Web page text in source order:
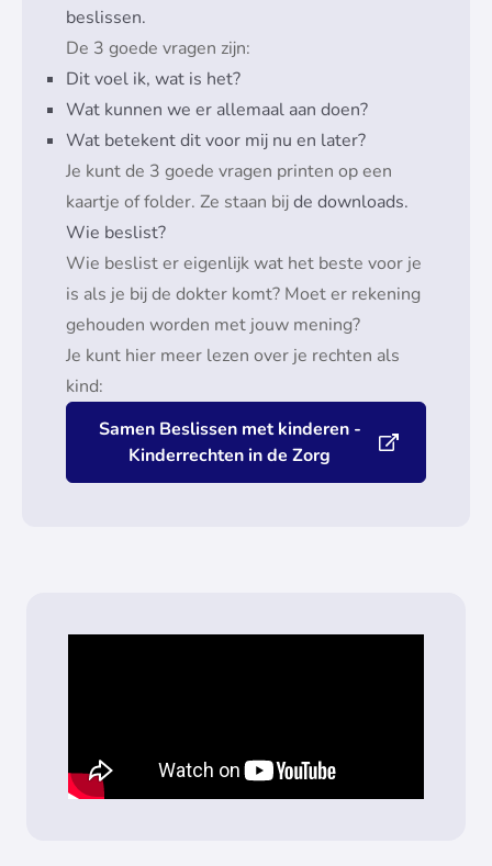
beslissen.
De 3 goede vragen zijn:
Dit voel ik, wat is het?
Wat kunnen we er allemaal aan doen?
Wat betekent dit voor mij nu en later?
Je kunt de 3 goede vragen printen op een
kaartje of folder. Ze staan bijde downloads.
Wie beslist?
Wie beslist er eigenlijk wat het beste voor je
is als je bij de dokter komt? Moet er rekening
gehouden worden met jouw mening?
Je kunt hier meer lezen over je rechten als
kind:
Samen Beslissen met kinderen -
Kinderrechten in de Zorg